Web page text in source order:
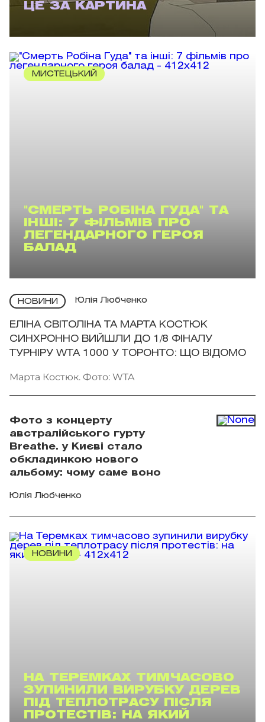
ЦЕ ЗА КАРТИНА
МИСТЕЦЬКИЙ
"СМЕРТЬ РОБІНА ГУДА" ТА
ІНШІ: 7 ФІЛЬМІВ ПРО
ЛЕГЕНДАРНОГО ГЕРОЯ
БАЛАД
НОВИНИ Юлія Любченко
ЕЛІНА СВІТОЛІНА ТА МАРТА КОСТЮК
СИНХРОННО ВИЙШЛИ ДО 1/8 ФІНАЛУ
ТУРНІРУ WTA 1000 У ТОРОНТО: ЩО ВІДОМО
Марта Костюк. Фото: WTA
Фото з концерту
австралійського гурту
Breathe. у Києві стало
обкладинкою нового
альбому: чому саме воно
Юлія Любченко
НОВИНИ
НА ТЕРЕМКАХ ТИМЧАСОВО
ЗУПИНИЛИ ВИРУБКУ ДЕРЕВ
ПІД ТЕПЛОТРАСУ ПІСЛЯ
ПРОТЕСТІВ: НА ЯКИЙ